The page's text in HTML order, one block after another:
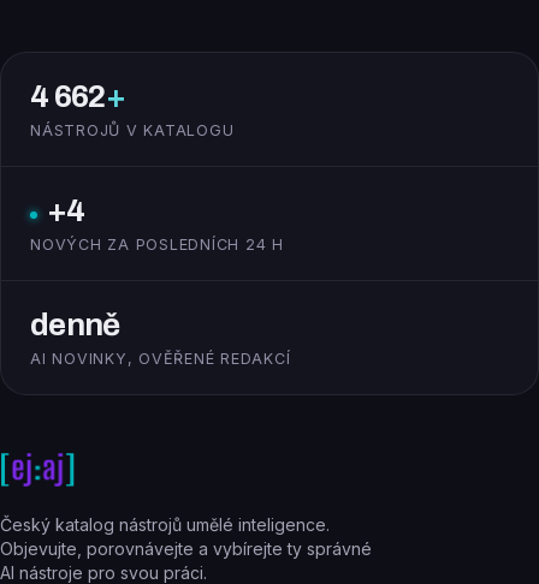
4 662+
NÁSTROJŮ V KATALOGU
+4
NOVÝCH ZA POSLEDNÍCH 24 H
denně
AI NOVINKY, OVĚŘENÉ REDAKCÍ
Český katalog nástrojů umělé inteligence.
Objevujte, porovnávejte a vybírejte ty správné
AI nástroje pro svou práci.